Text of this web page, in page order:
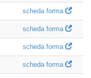
scheda forma
scheda forma
scheda forma
scheda forma